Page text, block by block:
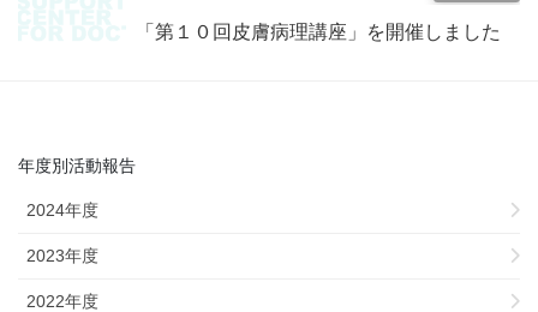
「第１０回皮膚病理講座」を開催しました
年度別活動報告
2024年度
2023年度
2022年度